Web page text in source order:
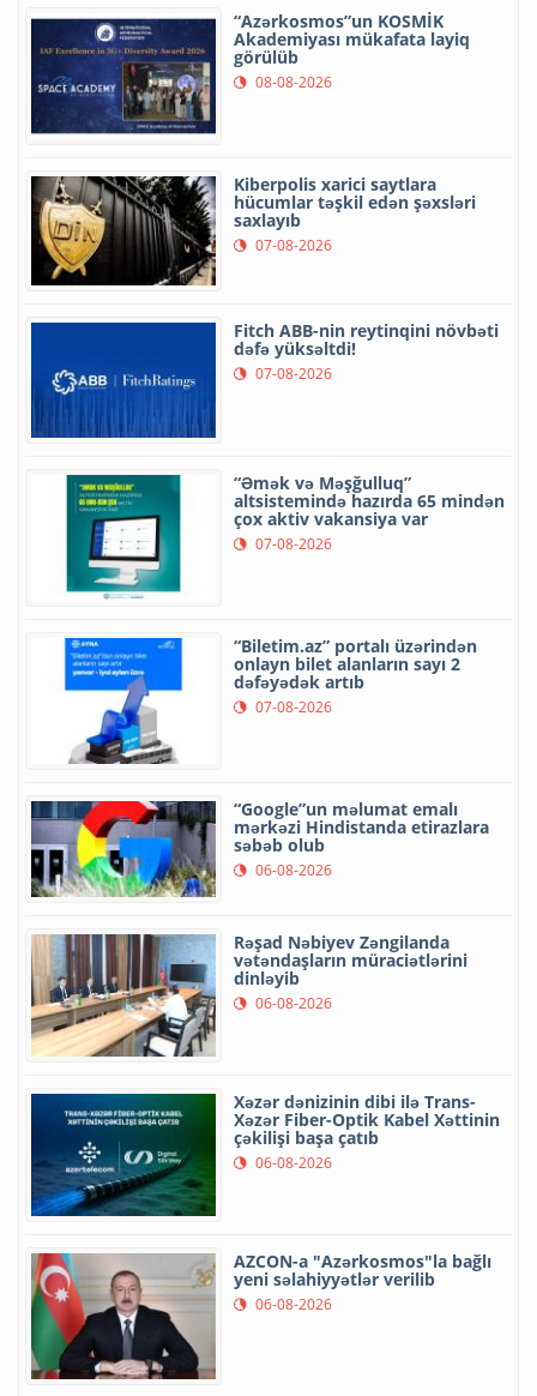
“Azərkosmos”un KOSMİK
Akademiyası mükafata layiq
görülüb
08-08-2026
Kiberpolis xarici saytlara
hücumlar təşkil edən şəxsləri
saxlayıb
07-08-2026
Fitch ABB-nin reytinqini növbəti
dəfə yüksəltdi!
07-08-2026
“Əmək və Məşğulluq”
altsistemində hazırda 65 mindən
çox aktiv vakansiya var
07-08-2026
“Biletim.az” portalı üzərindən
onlayn bilet alanların sayı 2
dəfəyədək artıb
07-08-2026
“Google”un məlumat emalı
mərkəzi Hindistanda etirazlara
səbəb olub
06-08-2026
Rəşad Nəbiyev Zəngilanda
vətəndaşların müraciətlərini
dinləyib
06-08-2026
Xəzər dənizinin dibi ilə Trans-
Xəzər Fiber-Optik Kabel Xəttinin
çəkilişi başa çatıb
06-08-2026
AZCON-a "Azərkosmos"la bağlı
yeni səlahiyyətlər verilib
06-08-2026